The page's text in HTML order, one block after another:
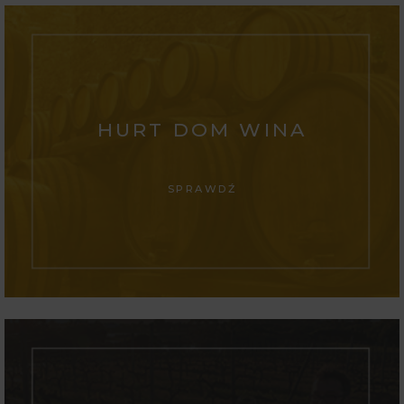
HURT DOM WINA
SPRAWDŹ